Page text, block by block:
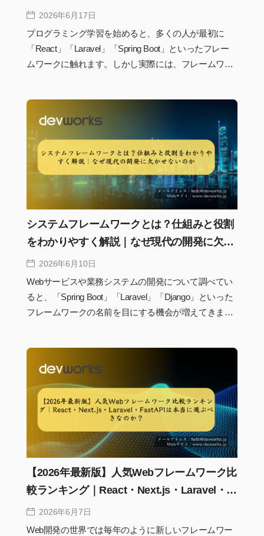
2026年6月17日
プログラミング学習を始めると、多くの人が最初に
「React」「Laravel」「Spring Boot」といったフレー
ムワークに触れます。しかし実際には、フレームワー
はどう連携しているのか。こうした基礎を理解してい
るかどうかで、その後の学習効率や設計力は大きく変
わります。本記事では、フレームワークを学ぶ前に押
さえておきたいシステム開発の基礎知識を、初心者に
もわかりやすく整理して解説します。
システムフレームワークとは？仕組みと役割
をわかりやすく解説｜なぜ現代の開発に欠か
せないのか
2026年6月10日
Webサービスや業務システムの開発について調べてい
ると、「Spring Boot」「Laravel」「Django」といった
フレームワークの名前を目にする機会が増えてきま
代のシステム開発においてフレームワークは単なる便
利ツールではなく、開発効率や品質、保守性を支える
重要な基盤となっています。この記事では、システム
フレームワークの基本的な仕組みからライブラリとの
違い、システム開発における役割、代表的なフレーム
ワークまでをわかりやすく解説します。
【2026年最新版】人気Webフレームワーク比
較ランキング｜React・Next.js・Laravel・
FastAPIは本当に選ぶべきなのか？
2026年6月7日
Web開発の世界では毎年のように新しいフレームワー